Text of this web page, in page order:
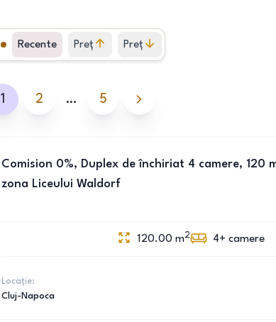
Recente Preț
crescător
Preț
descrescător
1 2 … 5
Comision 0%, Duplex de închiriat 4 camere, 120
zona Liceului Waldorf
120.00 m2 4+ camere
Locație:
Cluj-Napoca